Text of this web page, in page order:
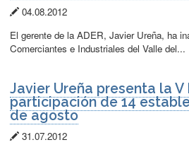
Fecha
publicación:
04.08.2012
El gerente de la ADER, Javier Ureña, ha
Comerciantes e Industriales del Valle del...
Javier Ureña presenta la
participación de 14
de agosto
Fecha
31.07.2012